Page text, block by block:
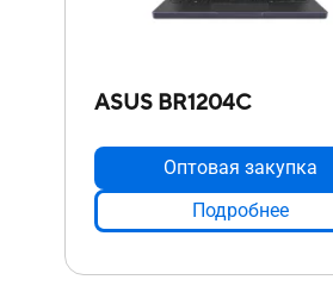
ASUS BR1204C
Оптовая закупка
Подробнее